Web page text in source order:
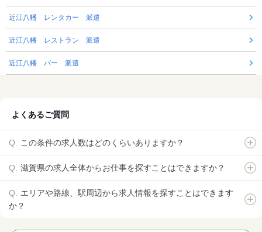
近江八幡 レンタカー 派遣
近江八幡 レストラン 派遣
近江八幡 バー 派遣
よくあるご質問
この条件の求人数はどのくらいありますか？
滋賀県の求人全体からお仕事を探すことはできますか？
エリアや路線、駅周辺から求人情報を探すことはできます
か？